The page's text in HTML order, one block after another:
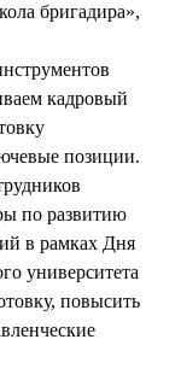
бригадира»,
кадровый
позиции.
по развитию
в рамках Дня
университета
повысить